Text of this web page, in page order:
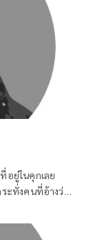
อยู่ในคุกเลย